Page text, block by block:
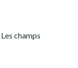
Les champs